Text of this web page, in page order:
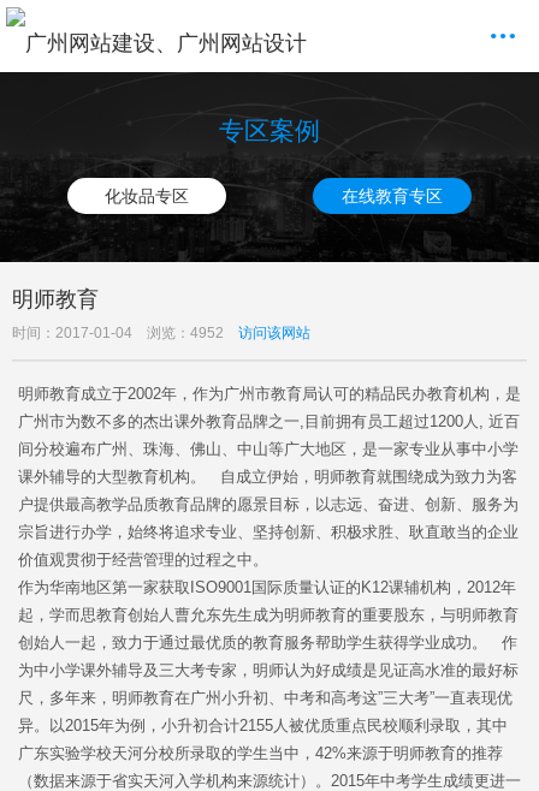
专区案例
化妆品专区 在线教育专区
明师教育
时间：2017-01-04 浏览：4952 访问该网站
明师教育成立于2002年，作为广州市教育局认可的精品民办教育机构，是
广州市为数不多的杰出课外教育品牌之一,目前拥有员工超过1200人, 近百
间分校遍布广州、珠海、佛山、中山等广大地区，是一家专业从事中小学
课外辅导的大型教育机构。 自成立伊始，明师教育就围绕成为致力为客
户提供最高教学品质教育品牌的愿景目标，以志远、奋进、创新、服务为
宗旨进行办学，始终将追求专业、坚持创新、积极求胜、耿直敢当的企业
价值观贯彻于经营管理的过程之中。
作为华南地区第一家获取ISO9001国际质量认证的K12课辅机构，2012年
起，学而思教育创始人曹允东先生成为明师教育的重要股东，与明师教育
创始人一起，致力于通过最优质的教育服务帮助学生获得学业成功。 作
为中小学课外辅导及三大考专家，明师认为好成绩是见证高水准的最好标
尺，多年来，明师教育在广州小升初、中考和高考这”三大考”一直表现优
异。以2015年为例，小升初合计2155人被优质重点民校顺利录取，其中
广东实验学校天河分校所录取的学生当中，42%来源于明师教育的推荐
（数据来源于省实天河入学机构来源统计）。2015年中考学生成绩更进一